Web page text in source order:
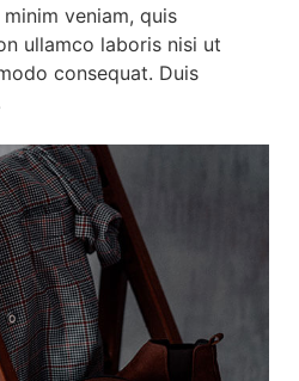
veniam, quis
ullamco laboris nisi ut
consequat. Duis